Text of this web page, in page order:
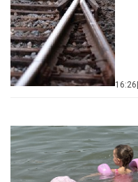
16:26